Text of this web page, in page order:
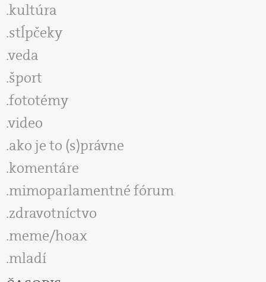
kultúra
stĺpčeky
veda
šport
fototémy
video
ako je to (s)právne
komentáre
mimoparlamentné fórum
zdravotníctvo
meme/hoax
mladí